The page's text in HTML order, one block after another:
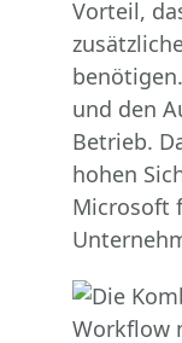
Vorteil,
und den
Betrieb.
hohen
Microsoft